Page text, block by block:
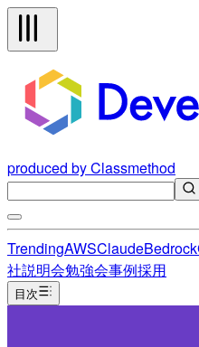
produced by Classmethod
TrendingAWSClaudeBedrock
社説明会勉強会事例採用
目次